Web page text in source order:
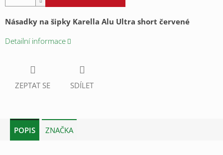
Násadky na šipky Karella Alu Ultra short červené
Detailní informace
ZEPTAT SE SDÍLET
POPIS ZNAČKA